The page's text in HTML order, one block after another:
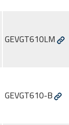
GEVGT610LM
GEVGT610-B